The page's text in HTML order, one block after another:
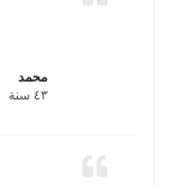
محمد
٤٣ سنة